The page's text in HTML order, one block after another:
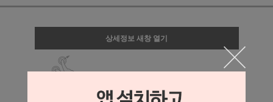
상세정보 새창 열기
상세 정보를 확대해 보실 수 있습니다.